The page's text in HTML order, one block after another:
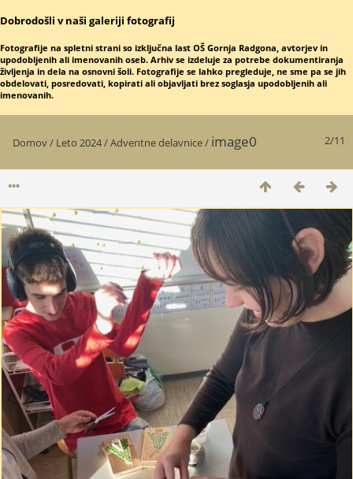
Dobrodošli v naši galeriji fotografij
Fotografije na spletni strani so izključna last OŠ Gornja Radgona, avtorjev in
upodobljenih ali imenovanih oseb. Arhiv se izdeluje za potrebe dokumentiranja
življenja in dela na osnovni šoli. Fotografije se lahko pregleduje, ne sme pa se jih
obdelovati, posredovati, kopirati ali objavljati brez soglasja upodobljenih ali
imenovanih.
2/11
Domov/ Leto 2024/Adventne delavnice/ image0